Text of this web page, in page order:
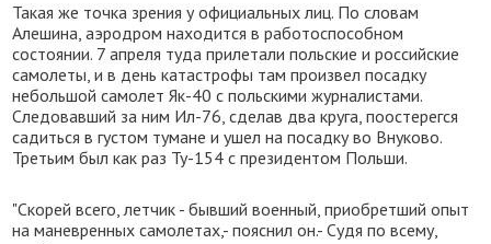
Такая же точка зрения у официальных лиц. По словам
Алешина, аэродром находится в работоспособном
состоянии. 7 апреля туда прилетали польские и российские
самолеты, и в день катастрофы там произвел посадку
небольшой самолет Як-40 с польскими журналистами.
Следовавший за ним Ил-76, сделав два круга, поостерегся
садиться в густом тумане и ушел на посадку во Внуково.
Третьим был как раз Ту-154 с президентом Польши.
"Скорей всего, летчик - бывший военный, приобретший опыт
на маневренных самолетах,- пояснил он.- Судя по всему,